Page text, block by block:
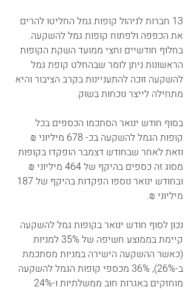
13 חברות לניהול קופות גמל החליטו להרים
את הכפפה ולפתוח קופות גמל להשקעה.
בחלוף חודשיים וחצי ממועד השקת הקופות
הראשונות ניתן לומר שבהחלט קופת גמל
להשקעה זוכה להתעניינות בקרב הציבור והיא
מתחילה לייצר נוכחות בשוק.
בסוף חודש ינואר הסתכמו הכספים בכל
קופות הגמל להשקעה בכ- 678 מיליוני ₪
וזאת לאחר שבחודש דצמבר הופקדו בקופות
מסוג זה כספים בהיקף של 464 מיליוני ₪
מיליוני ₪.
נכון לסוף חודש ינואר בקופות גמל להשקעה
קיימת בממוצע חשיפה של 35% למניות
(כאשר ההשקעה הישירה במניות מסתכמת
ב-26%), 36% מכספי קופות הגמל להשקעה